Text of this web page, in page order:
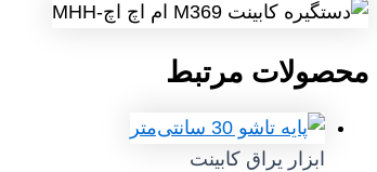
محصولات مرتبط
ابزار یراق کابینت